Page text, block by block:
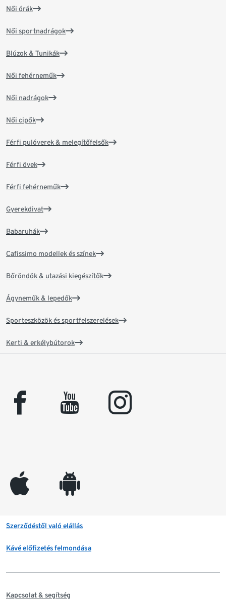
Női órák
Női sportnadrágok
Blúzok & Tunikák
Női fehérneműk
Női nadrágok
Női cipők
Férfi pulóverek & melegítőfelsők
Férfi övek
Férfi fehérneműk
Gyerekdivat
Babaruhák
Cafissimo modellek és színek
Bőröndök & utazási kiegészítők
Ágyneműk & lepedők
Sporteszközök és sportfelszerelések
Kerti & erkélybútorok
facebook youtube instagram
appleinc android
Szerződéstől való elállás
Kávé előfizetés felmondása
Kapcsolat & segítség